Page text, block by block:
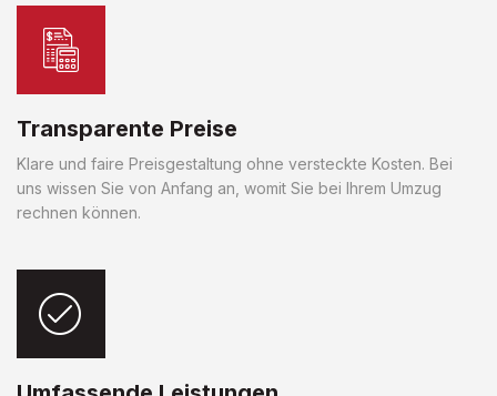
Transparente Preise
Klare und faire Preisgestaltung ohne versteckte Kosten. Bei
uns wissen Sie von Anfang an, womit Sie bei Ihrem Umzug
rechnen können.